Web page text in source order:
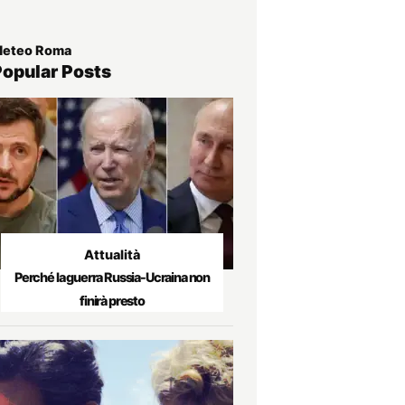
Roma
Posts
Attualità
Perché la guerra Russia-Ucraina non
finirà presto